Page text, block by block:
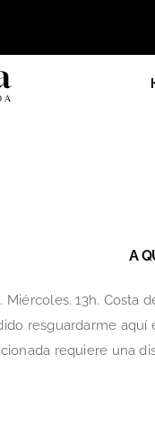
A
Miércoles. 13h. Costa
resguardarme
requiere una